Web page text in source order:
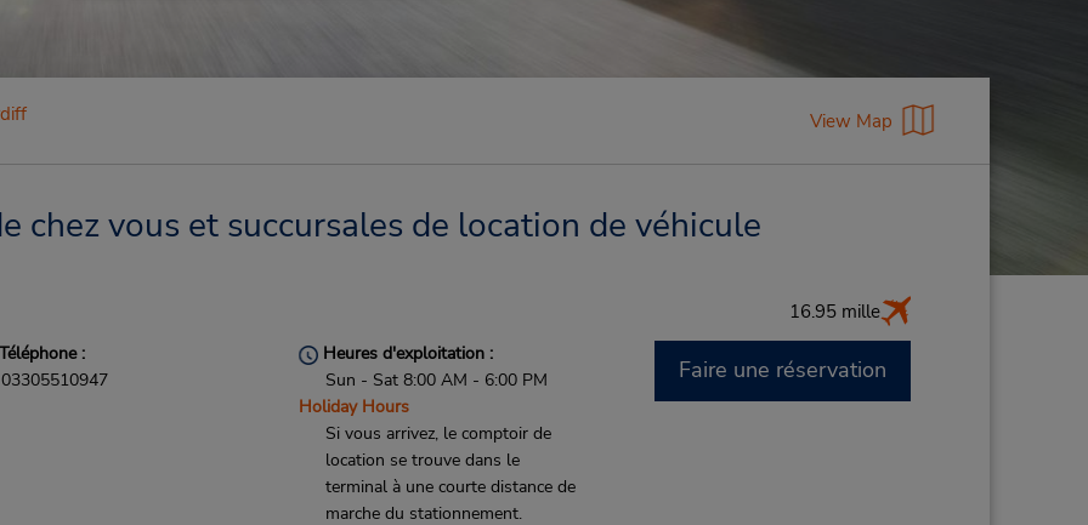
View Map
chez vous et succursales de location de véhicule
16.95 mille
:
03305510947
Heures d'exploitation :
Sun - Sat 8:00 AM - 6:00 PM
Holiday Hours
Si vous arrivez, le comptoir de
location se trouve dans le
terminal à une courte distance de
marche du stationnement.
Faire une réservation